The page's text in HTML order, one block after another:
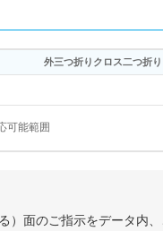
外三つ折りクロス二つ折り
可能範囲
）面のご指示をデータ内